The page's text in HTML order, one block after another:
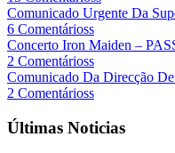
Comunicado Urgente Da
6 Comentárioss
Concerto Iron Maiden –
2 Comentárioss
Comunicado Da Direcção
2 Comentárioss
Últimas Noticias